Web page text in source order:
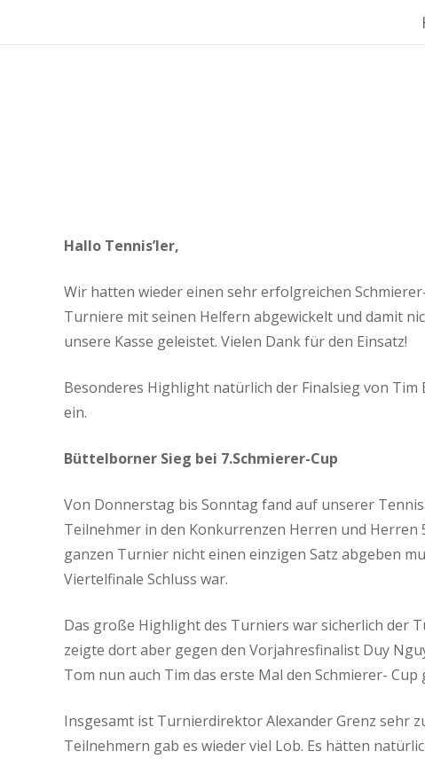
Hallo Tennis’ler,
Wir hatten wieder einen sehr erfolgreichen
Turniere mit seinen Helfern abgewickelt und damit
unsere Kasse geleistet. Vielen Dank für den Einsatz!
Besonderes Highlight natürlich der Finalsieg von
ein.
Büttelborner Sieg bei 7.Schmierer-Cup
Von Donnerstag bis Sonntag fand auf unserer
Teilnehmer in den Konkurrenzen Herren und Herren
ganzen Turnier nicht einen einzigen Satz abgeben
Viertelfinale Schluss war.
Das große Highlight des Turniers war sicherlich der
zeigte dort aber gegen den Vorjahresfinalist Duy
Tom nun auch Tim das erste Mal den Schmierer- Cup
Insgesamt ist Turnierdirektor Alexander Grenz sehr
Teilnehmern gab es wieder viel Lob. Es hätten